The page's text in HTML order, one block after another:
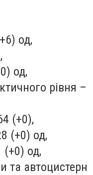
од,
од,
рівня –
(+0),
(+0) од,
(+0) од,
та автоцистерн